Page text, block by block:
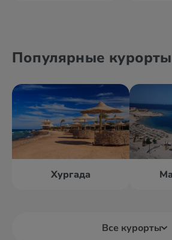
Популярные курорты
Хургада
Все курорты